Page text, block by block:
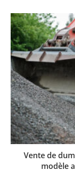
Vente de
modèle